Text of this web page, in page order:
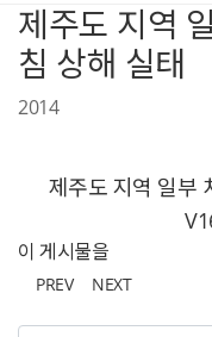
제주도 지역
침 상해 실태
2014
제주도 지역 일부
이 게시물을
PREV NEXT